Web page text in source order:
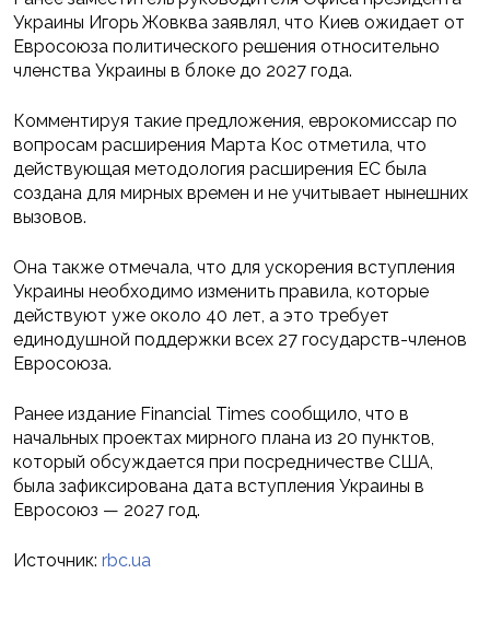
Украины Игорь Жовква заявлял, что Киев ожидает от
Евросоюза политического решения относительно
членства Украины в блоке до 2027 года.
Комментируя такие предложения, еврокомиссар по
вопросам расширения Марта Кос отметила, что
действующая методология расширения ЕС была
создана для мирных времен и не учитывает нынешних
вызовов.
Она также отмечала, что для ускорения вступления
Украины необходимо изменить правила, которые
действуют уже около 40 лет, а это требует
единодушной поддержки всех 27 государств-членов
Евросоюза.
Ранее издание Financial Times сообщило, что в
начальных проектах мирного плана из 20 пунктов,
который обсуждается при посредничестве США,
была зафиксирована дата вступления Украины в
Евросоюз — 2027 год.
Источник: rbc.ua